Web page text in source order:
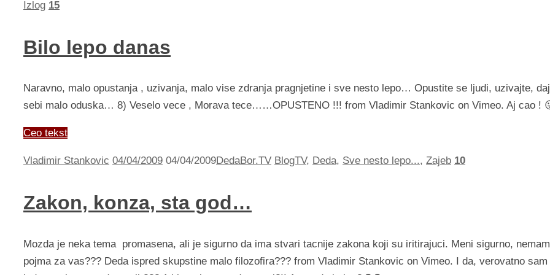
Izlog 15
Bilo lepo danas
Naravno, malo opustanja , uzivanja, malo vise zdranja pragnjetine i sve nesto lepo… Opustite se ljudi, uzivajte,
sebi malo oduska… 8) Veselo vece , Morava tece……OPUSTENO !!! from Vladimir Stankovic on Vimeo. Aj cao !
Ceo tekst
Vladimir Stankovic 04/04/2009 04/04/2009DedaBor.TV BlogTV, Deda, Sve nesto lepo..., Zajeb 10
Zakon, konza, sta god…
Mozda je neka tema promasena, ali je sigurno da ima stvari tacnije zakona koji su iritirajuci. Meni sigurno, nemam
pojma za vas??? Deda ispred skupstine malo filozofira??? from Vladimir Stankovic on Vimeo. I da, verovatno sam